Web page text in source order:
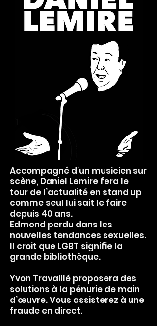
Accompagné d’un musicien sur
scène, Daniel Lemire fera le
tour de l’actualité en stand up
comme seul lui sait le faire
depuis 40 ans.
Edmond perdu dans les
nouvelles tendances sexuelles.
Il croit que LGBT signifie la
grande bibliothèque.
Yvon Travaillé proposera des
solutions à la pénurie de main
d’œuvre. Vous assisterez à une
fraude en direct.